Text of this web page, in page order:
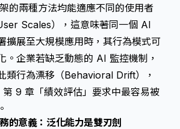
的兩種方法均能適應不同的使用者
Scales），這意味著同一個 AI
擴展至大規模應用時，其行為模式可
。企業若缺乏動態的 AI 監控機制，
類行為漂移（Behavioral Drift），
9 章「績效評估」要求中最容易被
的意義：泛化能力是雙刃劍